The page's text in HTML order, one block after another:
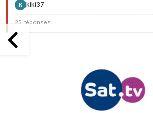
K kiki37
25 réponses